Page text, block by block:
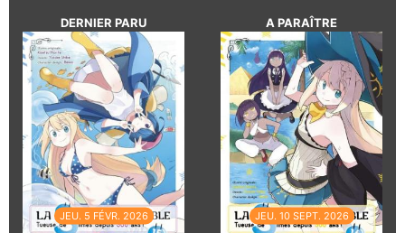
DERNIER PARU
JEU. 5 FÉVR. 2026
A PARAÎTRE
JEU. 10 SEPT. 2026